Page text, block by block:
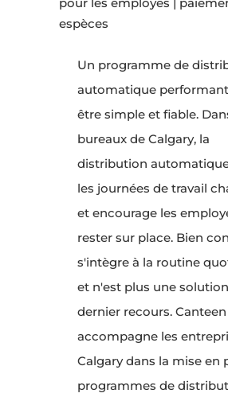
Un programme de
automatique
être simple et fiable.
bureaux de Calgary, la
distribution
les journées de travail
et encourage les
rester sur place. Bien
s'intègre à la routine
et n'est plus une
dernier recours.
accompagne les
Calgary dans la mise en
programmes de